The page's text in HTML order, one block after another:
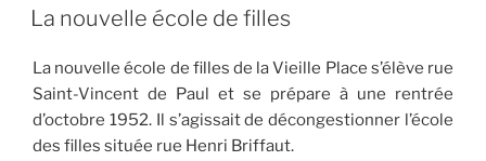
LE
La nouvelle école de filles
La nouvelle école de filles de la Vieille Place s’élève rue
Saint-Vincent de Paul et se prépare à une rentrée
d’octobre 1952. Il s’agissait de décongestionner l’école
des filles située rue Henri Briffaut.